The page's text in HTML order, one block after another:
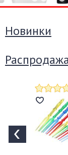
Новинки